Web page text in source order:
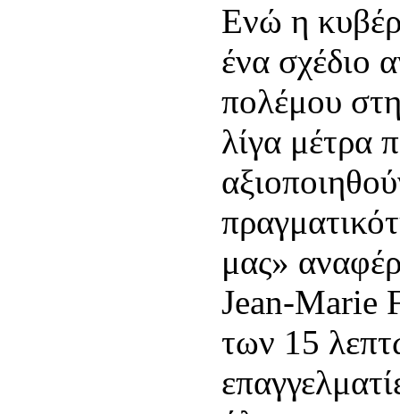
Ενώ η
ένα σχέδιο
πολέμου
λίγα μέτρα
μας»
Jean-Marie
των 15